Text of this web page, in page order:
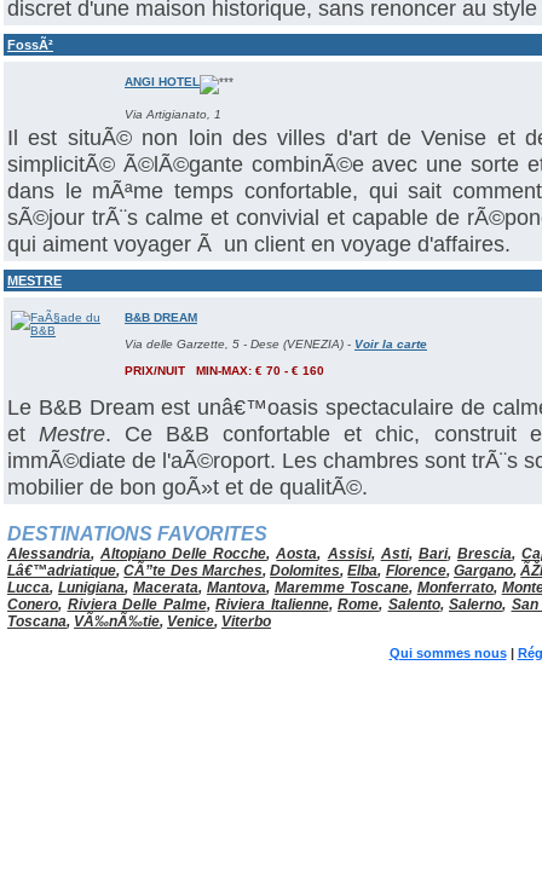
discret d'une maison historique, sans renoncer au
FossÃ²
ANGI HOTEL
Via Artigianato, 1
Il est situÃ© non loin des villes d'art de Venise et
simplicitÃ© Ã©lÃ©gante combinÃ©e avec une sorte
dans le mÃªme temps confortable, qui sait
sÃ©jour trÃ¨s calme et convivial et capable de
qui aiment voyager Ã un client en voyage d'affaires.
MESTRE
B&B DREAM
Via delle Garzette, 5 - Dese (VENEZIA) - Voir la carte
PRIX/NUIT MIN-MAX: € 70 - € 160
Le B&B Dream est unâ€™oasis spectaculaire de
etMestre. Ce B&B confortable et chic,
immÃ©diate de l'aÃ©roport. Les chambres sont trÃ¨s
mobilier de bon goÃ»t et de qualitÃ©.
DESTINATIONS FAVORITES
Alessandria,Altopiano Delle Rocche,Aosta, Assisi, Asti, Bari, Brescia,
Lâ€™adriatique,CÃ”te Des Marches,Dolomites,Elba, Florence, Gargano,
Lucca, Lunigiana, Macerata, Mantova, Maremme Toscane, Monferrato,
Conero, Riviera Delle Palme, Riviera Italienne, Rome, Salento, Salerno, San
Toscana, VÃ‰nÃ‰tie, Venice, Viterbo
Qui sommes nous|